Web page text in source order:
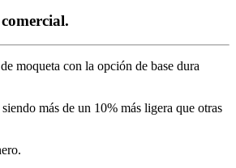
moqueta con la opción de base dura
más de un 10% más ligera que otras